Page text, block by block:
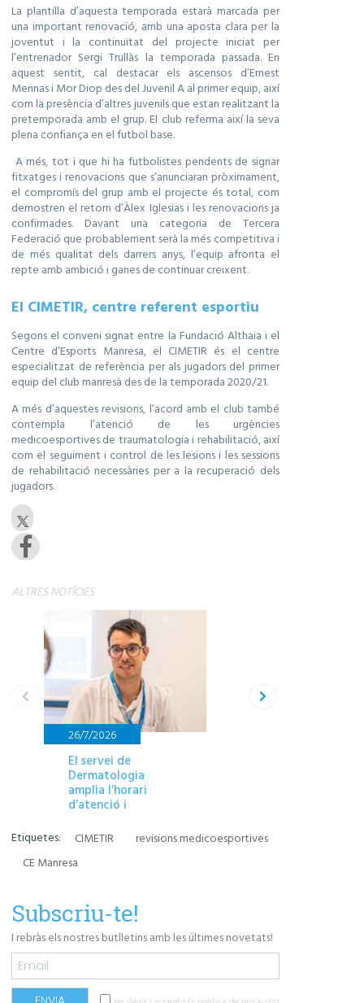
La plantilla d’aquesta temporada estarà marcada per
una important renovació, amb una aposta clara per la
joventut i la continuïtat del projecte iniciat per
l’entrenador Sergi Trullàs la temporada passada. En
aquest sentit, cal destacar els ascensos d’Ernest
Merinas i Mor Diop des del Juvenil A al primer equip, així
com la presència d’altres juvenils que estan realitzant la
pretemporada amb el grup. El club referma així la seva
plena confiança en el futbol base.
A més, tot i que hi ha futbolistes pendents de signar
fitxatges i renovacions que s’anunciaran pròximament,
el compromís del grup amb el projecte és total, com
demostren el retorn d’Àlex Iglesias i les renovacions ja
confirmades. Davant una categoria de Tercera
Federació que probablement serà la més competitiva i
de més qualitat dels darrers anys, l’equip afronta el
repte amb ambició i ganes de continuar creixent.
El CIMETIR, centre referent esportiu
Segons el conveni signat entre la Fundació Althaia i el
Centre d’Esports Manresa, el CIMETIR és el centre
especialitzat de referència per als jugadors del primer
equip del club manresà des de la temporada 2020/21.
A més d’aquestes revisions, l’acord amb el club també
contempla l’atenció de les urgències
medicoesportives de traumatologia i rehabilitació, així
com el seguiment i control de les lesions i les sessions
de rehabilitació necessàries per a la recuperació dels
jugadors.
ALTRES NOTÍCIES
26/7/2026
El servei de
Dermatologia
amplia l’horari
d’atenció i
Etiquetes: CIMETIR
revisions medicoesportives
CE Manresa
Subscriu-te!
I rebràs els nostres butlletins amb les últimes novetats!